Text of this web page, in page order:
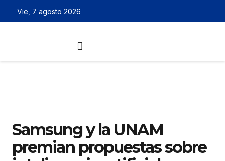
Vie, 7 agosto 2026
Samsung y la UNAM
premian propuestas sobre